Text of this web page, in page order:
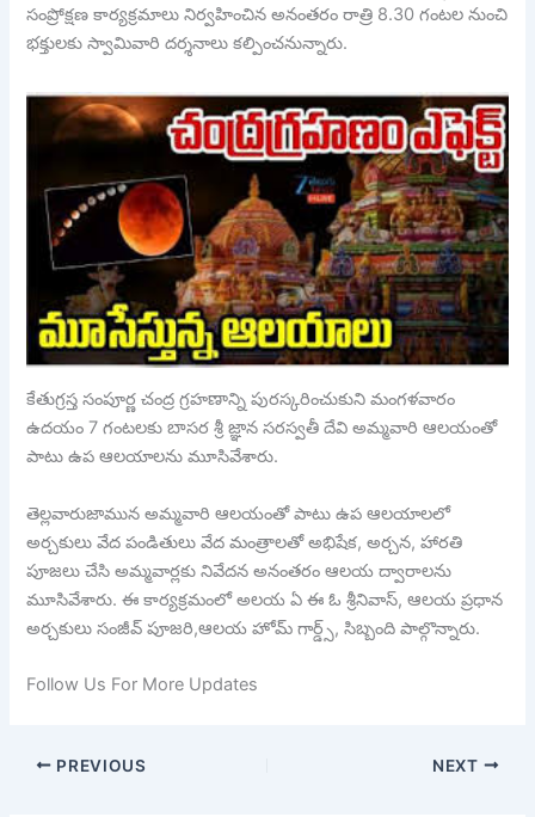
సంప్రోక్షణ కార్యక్రమాలు నిర్వహించిన అనంతరం రాత్రి 8.30 గంటల నుంచి
భక్తులకు స్వామివారి దర్శనాలు కల్పించనున్నారు.
కేతుగ్రస్త సంపూర్ణ చంద్ర గ్రహణాన్ని పురస్కరించుకుని మంగళవారం
ఉదయం 7 గంటలకు బాసర శ్రీ జ్ఞాన సరస్వతీ దేవి అమ్మవారి ఆలయంతో
పాటు ఉప ఆలయాలను మూసివేశారు.
తెల్లవారుజామున అమ్మవారి ఆలయంతో పాటు ఉప ఆలయాలలో
అర్చకులు వేద పండితులు వేద మంత్రాలతో అభిషేక, అర్చన, హారతి
పూజలు చేసి అమ్మవార్లకు నివేదన అనంతరం ఆలయ ద్వారాలను
మూసివేశారు. ఈ కార్యక్రమంలో అలయ ఏ ఈ ఓ శ్రీనివాస్, ఆలయ ప్రధాన
అర్చకులు సంజీవ్ పూజరి,ఆలయ హోమ్ గార్డ్స్, సిబ్బంది పాల్గొన్నారు.
Follow Us For More Updates
PREVIOUS NEXT